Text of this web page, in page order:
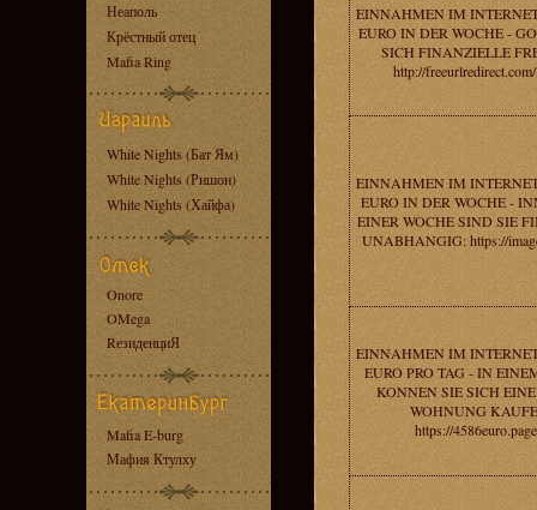
Неаполь
Крёстный отец
Mafia Ring
White Nights (Бат Ям)
White Nights (Ришон)
White Nights (Хайфа)
Onore
OMega
RезиденциЯ
Mafia E-burg
Мафия Ктулху
EINNAHMEN IM
EURO IN DER WOCHE -
SICH FINANZIELLE
http://
EINNAHMEN IM
EURO IN DER WOCHE -
EINER WOCHE SIND SIE
UNABHANGIG: https://
EINNAHMEN IM
EURO PRO TAG - IN
KONNEN SIE SICH
WOHNUNG
https://